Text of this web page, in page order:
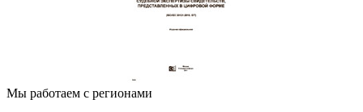
Мы работаем с регионами